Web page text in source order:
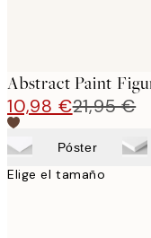
Abstract Paint
10,98 €21,95 €
Póster
Elige el tamaño